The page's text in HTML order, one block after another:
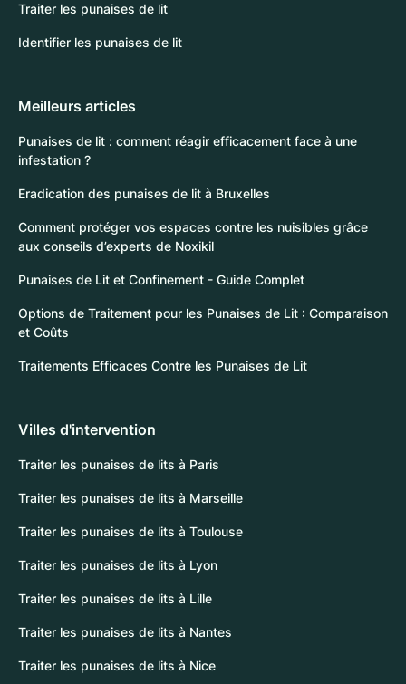
Traiter les punaises de lit
Identifier les punaises de lit
Meilleurs articles
Punaises de lit : comment réagir efficacement face à une
infestation ?
Eradication des punaises de lit à Bruxelles
Comment protéger vos espaces contre les nuisibles grâce
aux conseils d’experts de Noxikil
Punaises de Lit et Confinement - Guide Complet
Options de Traitement pour les Punaises de Lit : Comparaison
et Coûts
Traitements Efficaces Contre les Punaises de Lit
Villes d'intervention
Traiter les punaises de lits à Paris
Traiter les punaises de lits à Marseille
Traiter les punaises de lits à Toulouse
Traiter les punaises de lits à Lyon
Traiter les punaises de lits à Lille
Traiter les punaises de lits à Nantes
Traiter les punaises de lits à Nice